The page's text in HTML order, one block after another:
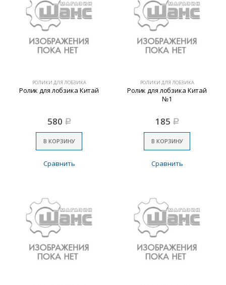
РОЛИКИ ДЛЯ ЛОБЗИКА
Ролик для лобзика Китай
580 Р
В КОРЗИНУ
Сравнить
РОЛИКИ ДЛЯ ЛОБЗИКА
Ролик для лобзика Китай
№1
185 Р
В КОРЗИНУ
Сравнить